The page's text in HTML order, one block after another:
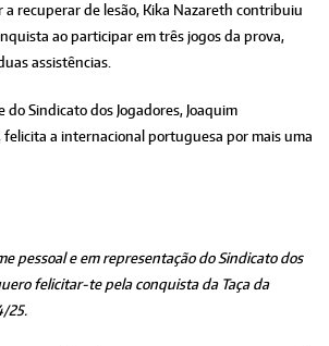
a recuperar de lesão, Kika Nazareth contribuiu
ao participar em três jogos da prova,
assistências.
do Sindicato dos Jogadores, Joaquim
felicita a internacional portuguesa por mais uma
pessoal e em representação do Sindicato dos
felicitar-te pela conquista da Taça da
25.